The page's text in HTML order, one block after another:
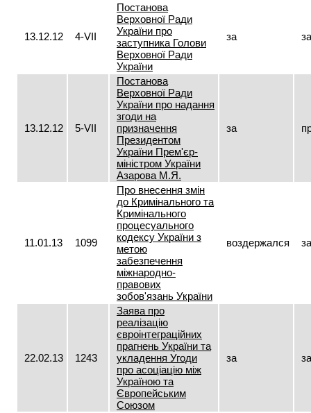
13.12.12 4-VII
Постанова
Верховної Ради
України про
заступника Голови
Верховної Ради
України
за за
13.12.12 5-VII
Постанова
Верховної Ради
України про надання
згоди на
призначення
Президентом
України Прем'єр-
міністром України
Азарова М.Я.
за
11.01.13 1099
Про внесення змін
до Кримінального та
Кримінального
процесуального
кодексу України з
метою
забезпечення
міжнародно-
правових
зобов'язань України
воздержался за
22.02.13 1243
Заява про
реалізацію
євроінтеграційних
прагнень України та
укладення Угоди
про асоціацію між
Україною та
Європейським
Союзом
за за